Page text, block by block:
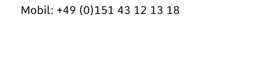
Mobil: +49 (0)151 43 12 13 18